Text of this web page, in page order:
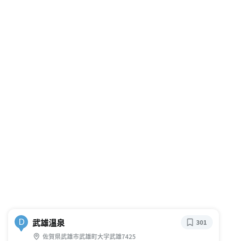
D 武雄温泉
佐賀県武雄市武雄町大字武雄7425
301